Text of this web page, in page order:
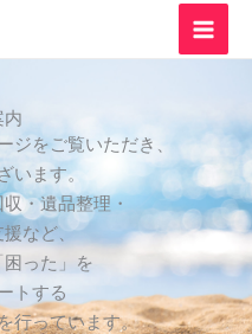
をご覧いただき、
います。
・遺品整理・
など、
った」を
トする
行っています。